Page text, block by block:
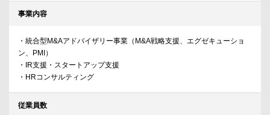
事業内容
・統合型M&Aアドバイザリー事業（M&A戦略支援、エグゼキューショ
ン、PMI）
・IR支援・スタートアップ支援
・HRコンサルティング
従業員数